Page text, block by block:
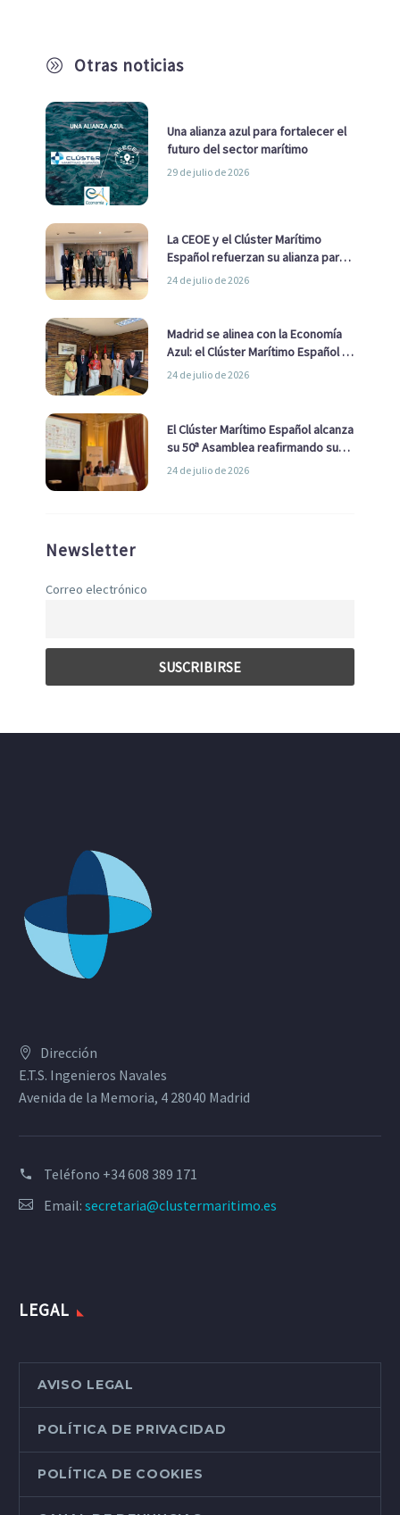
A Otras noticias
Una alianza azul para fortalecer el
futuro del sector marítimo
29 de julio de 2026
La CEOE y el Clúster Marítimo
Español refuerzan su alianza para
impulsar una estrategia Nacional
24 de julio de 2026
Madrid se alinea con la Economía
Azul: el Clúster Marítimo Español y
la Real Liga Naval avanzan alianzas
24 de julio de 2026
El Clúster Marítimo Español alcanza
su 50ª Asamblea reafirmando su
liderazgo en la Economía Azul
24 de julio de 2026
Newsletter
Correo electrónico
Dirección
E.T.S. Ingenieros Navales
Avenida de la Memoria, 4 28040 Madrid
Teléfono +34 608 389 171
Email: secretaria@clustermaritimo.es
LEGAL
AVISO LEGAL
POLÍTICA DE PRIVACIDAD
POLÍTICA DE COOKIES